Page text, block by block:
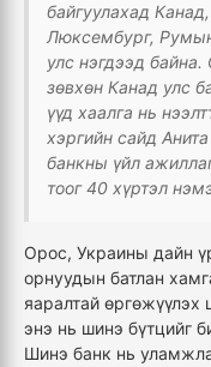
байгуулахад
Люксембург,
улс нэгдээд
зөвхөн Канад улс
үүд хаалга нь
хэргийн сайд
банкны үйл
тоог 40 хүртэл
Орос, Украины дайн
орнуудын батлан
яаралтай өргөжүүлэх
энэ нь шинэ бүтцийг
Шинэ банк нь